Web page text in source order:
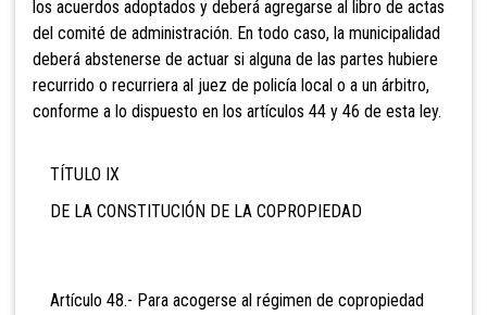
los acuerdos adoptados y deberá agregarse al libro de actas
del comité de administración. En todo caso, la municipalidad
deberá abstenerse de actuar si alguna de las partes hubiere
recurrido o recurriera al juez de policía local o a un árbitro,
conforme a lo dispuesto en los artículos 44 y 46 de esta ley.
TÍTULO IX
DE LA CONSTITUCIÓN DE LA COPROPIEDAD
Artículo 48.- Para acogerse al régimen de copropiedad